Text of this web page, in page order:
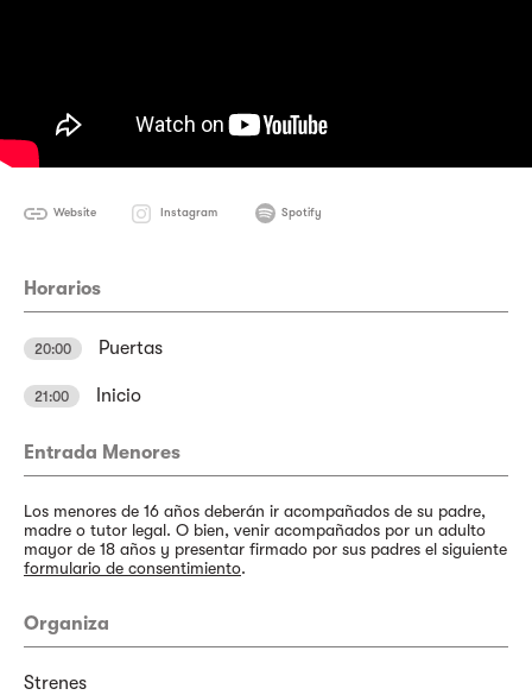
Website Instagram Spotify
Horarios
20:00 Puertas
21:00 Inicio
Entrada Menores
Los menores de 16 años deberán ir acompañados de su padre,
madre o tutor legal. O bien, venir acompañados por un adulto
mayor de 18 años y presentar firmado por sus padres el siguiente
formulario de consentimiento.
Organiza
Strenes